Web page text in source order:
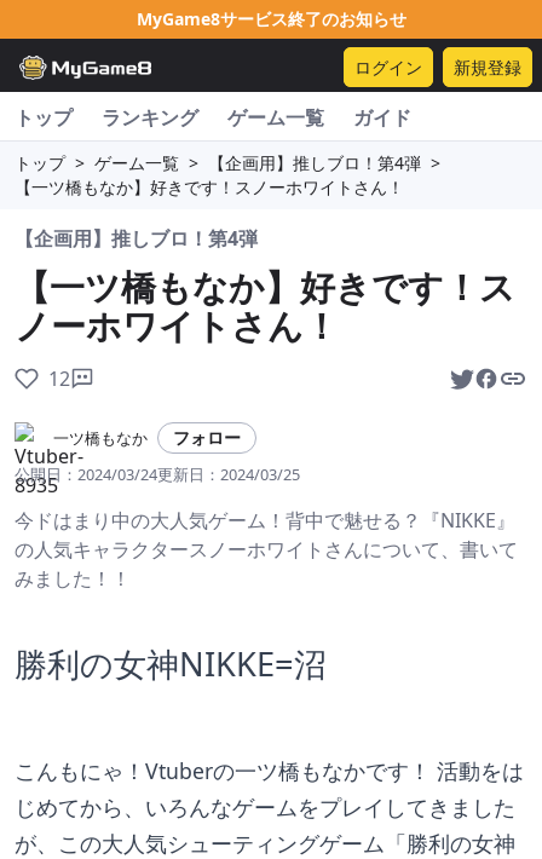
MyGame8サービス終了のお知らせ
ログイン 新規登録
トップ ランキング ゲーム一覧 ガイド
トップ > ゲーム一覧 > 【企画用】推しブロ！第4弾 >
【一ツ橋もなか】好きです！スノーホワイトさん！
【企画用】推しブロ！第4弾
【一ツ橋もなか】好きです！ス
ノーホワイトさん！
12
一ツ橋もなか フォロー
公開日： 2024/03/24更新日： 2024/03/25
今ドはまり中の大人気ゲーム！背中で魅せる？『NIKKE』
の人気キャラクタースノーホワイトさんについて、書いて
みました！！
勝利の女神NIKKE=沼
こんもにゃ！Vtuberの一ツ橋もなかです！ 活動をは
じめてから、いろんなゲームをプレイしてきました
が、この大人気シューティングゲーム「勝利の女神